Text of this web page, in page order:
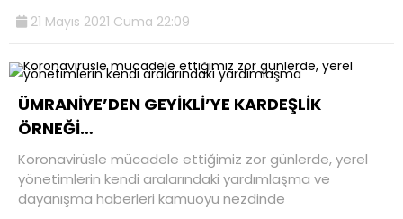
21 Mayıs 2021 Cuma 22:09
ÜMRANİYE’DEN GEYİKLİ’YE KARDEŞLİK
ÖRNEĞİ…
Koronavirüsle mücadele ettiğimiz zor günlerde, yerel
yönetimlerin kendi aralarındaki yardımlaşma ve
dayanışma haberleri kamuoyu nezdinde